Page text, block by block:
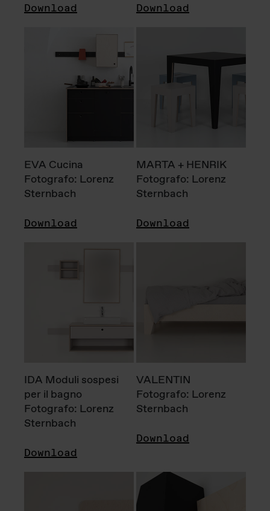
Download Download
EVA Cucina
Fotografo: Lorenz
Sternbach
Download
MARTA + HENRIK
Fotografo: Lorenz
Sternbach
Download
IDA Moduli sospesi
per il bagno
Fotografo: Lorenz
Sternbach
Download
VALENTIN
Fotografo: Lorenz
Sternbach
Download